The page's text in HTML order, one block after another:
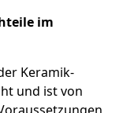
im
Keramik-
und ist von